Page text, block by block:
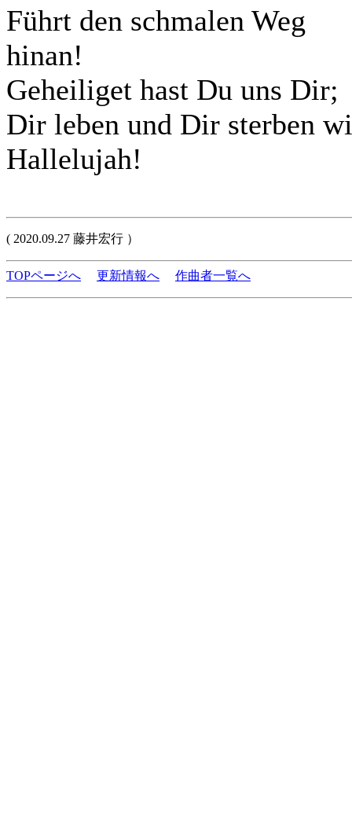
Führt den schmalen Weg
hinan!
Geheiliget hast Du uns Dir;
Dir leben und Dir sterben
Hallelujah!
( 2020.09.27 藤井宏行 ）
TOPページへ 更新情報へ 作曲者一覧へ